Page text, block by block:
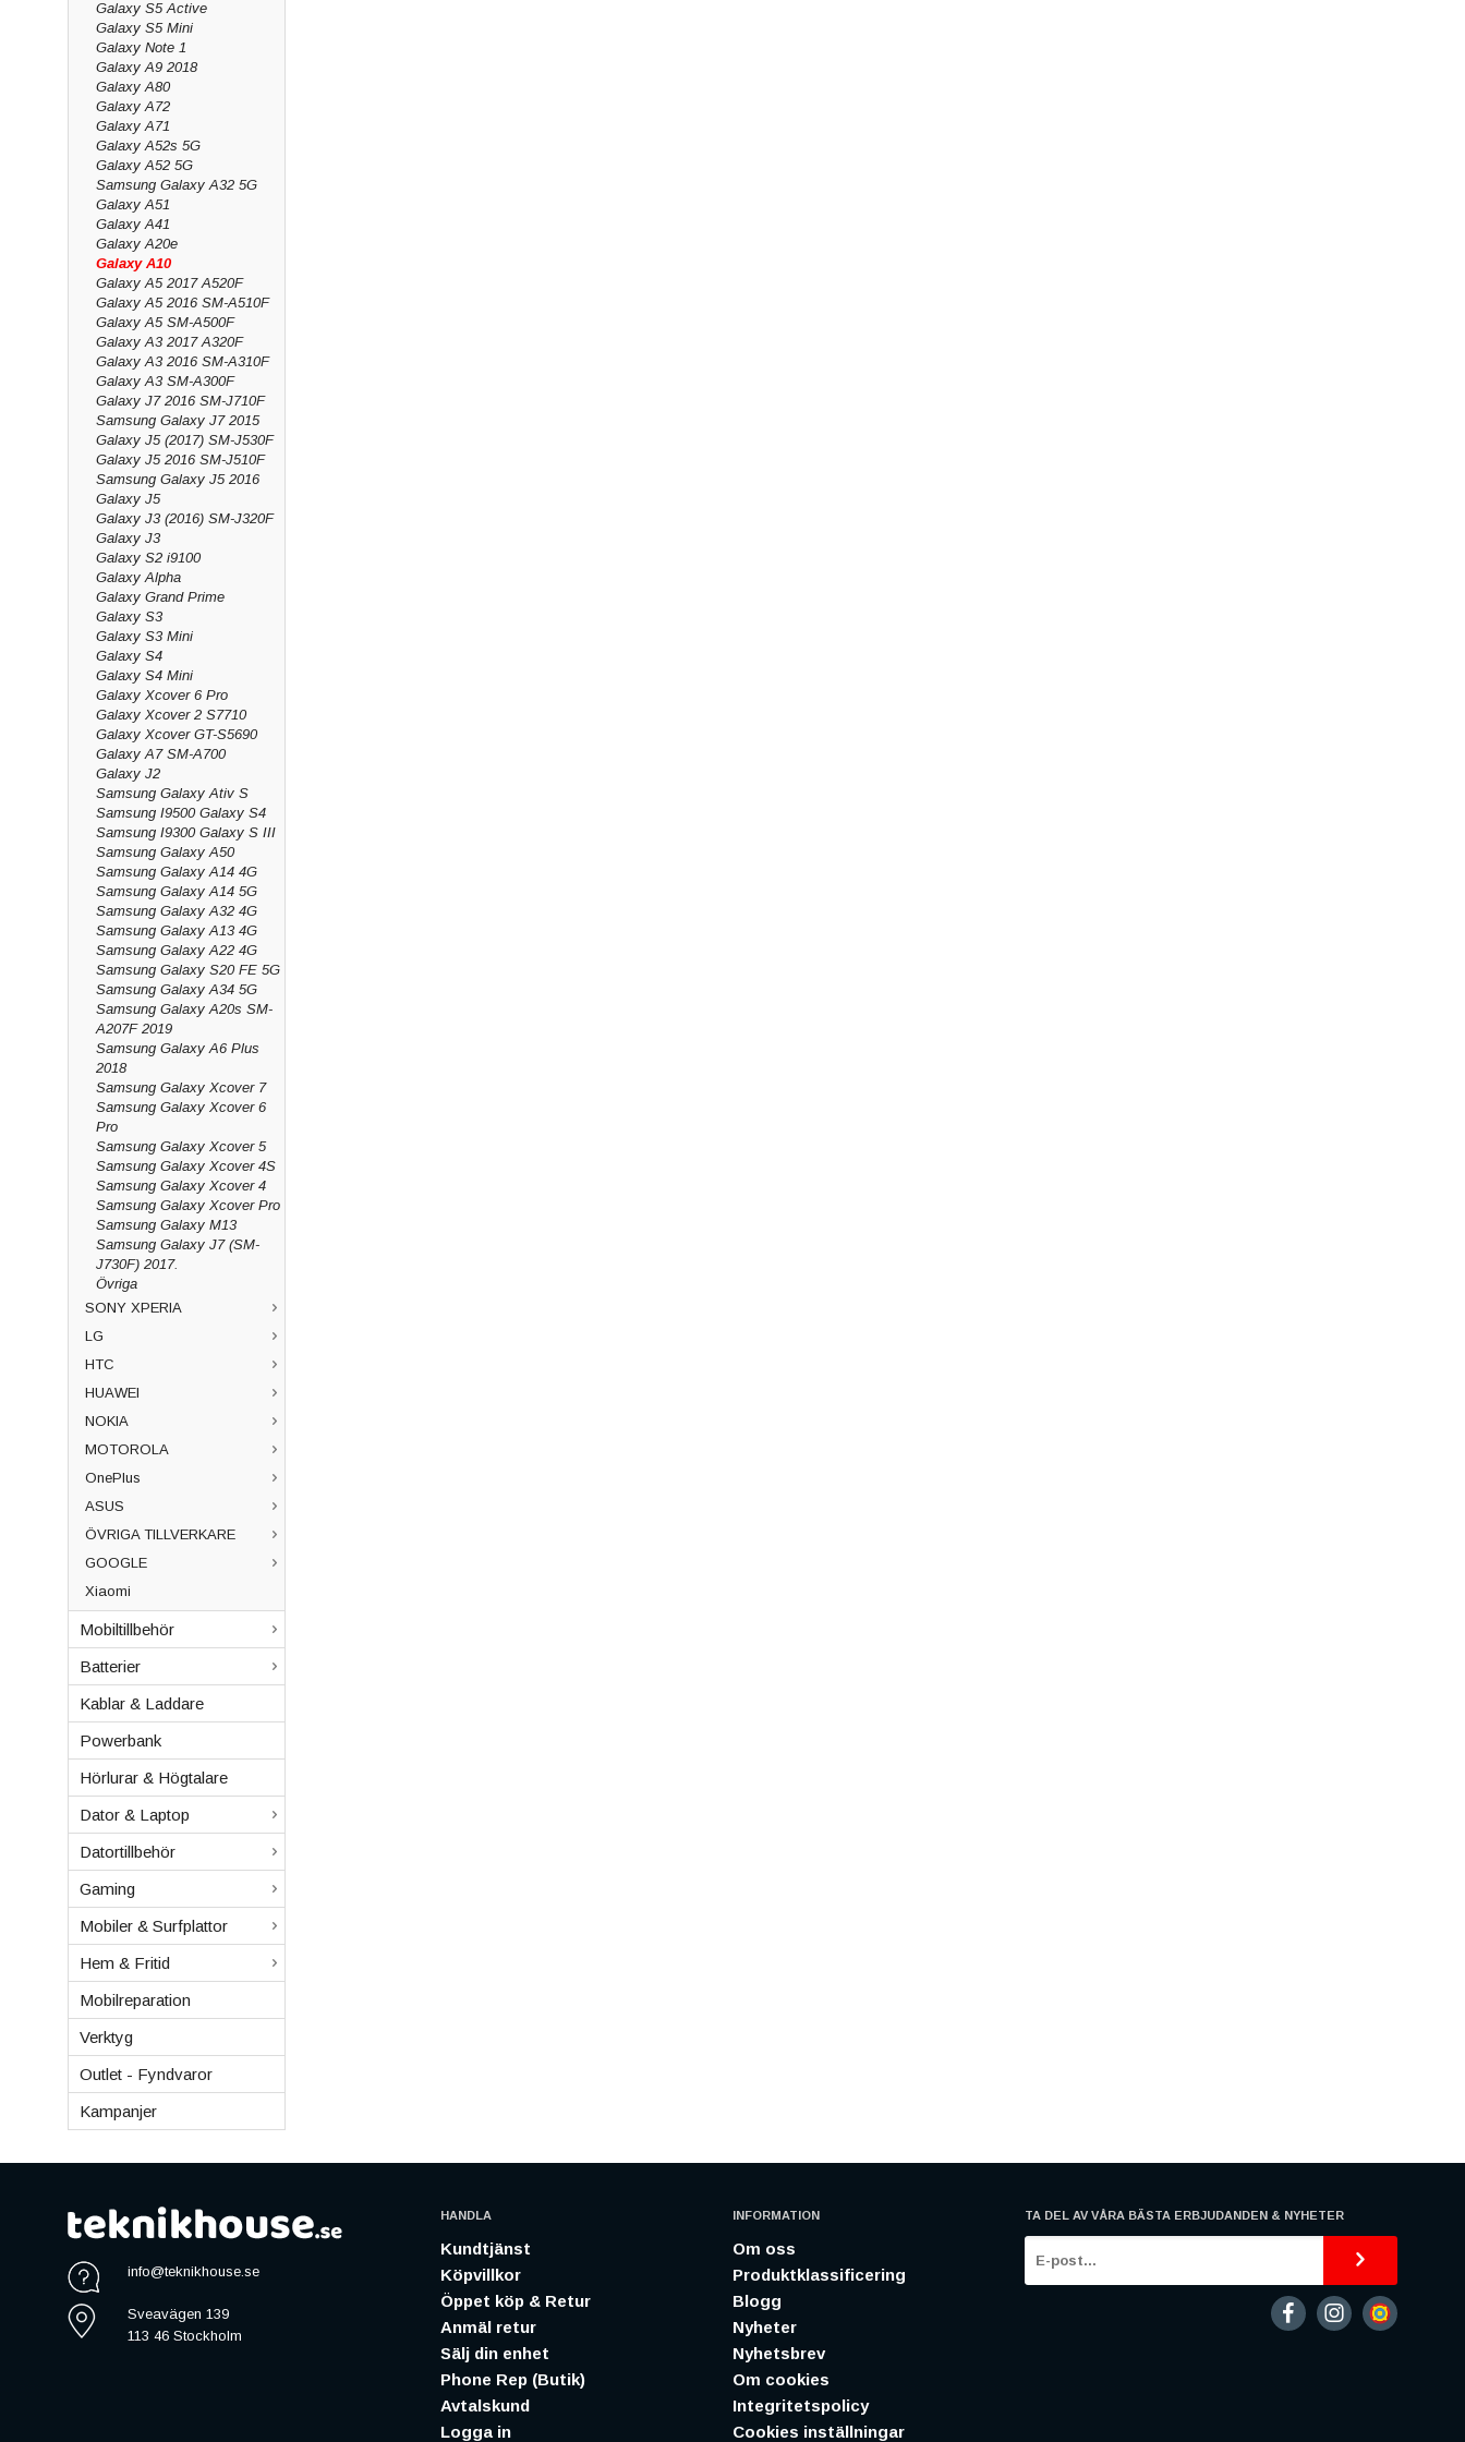
Galaxy S5 Active
Galaxy S5 Mini
Galaxy Note 1
Galaxy A9 2018
Galaxy A80
Galaxy A72
Galaxy A71
Galaxy A52s 5G
Galaxy A52 5G
Samsung Galaxy A32 5G
Galaxy A51
Galaxy A41
Galaxy A20e
Galaxy A10
Galaxy A5 2017 A520F
Galaxy A5 2016 SM-A510F
Galaxy A5 SM-A500F
Galaxy A3 2017 A320F
Galaxy A3 2016 SM-A310F
Galaxy A3 SM-A300F
Galaxy J7 2016 SM-J710F
Samsung Galaxy J7 2015
Galaxy J5 (2017) SM-J530F
Galaxy J5 2016 SM-J510F
Samsung Galaxy J5 2016
Galaxy J5
Galaxy J3 (2016) SM-J320F
Galaxy J3
Galaxy S2 i9100
Galaxy Alpha
Galaxy Grand Prime
Galaxy S3
Galaxy S3 Mini
Galaxy S4
Galaxy S4 Mini
Galaxy Xcover 6 Pro
Galaxy Xcover 2 S7710
Galaxy Xcover GT-S5690
Galaxy A7 SM-A700
Galaxy J2
Samsung Galaxy Ativ S
Samsung I9500 Galaxy S4
Samsung I9300 Galaxy S III
Samsung Galaxy A50
Samsung Galaxy A14 4G
Samsung Galaxy A14 5G
Samsung Galaxy A32 4G
Samsung Galaxy A13 4G
Samsung Galaxy A22 4G
Samsung Galaxy S20 FE 5G
Samsung Galaxy A34 5G
Samsung Galaxy A20s SM-
A207F 2019
Samsung Galaxy A6 Plus
2018
Samsung Galaxy Xcover 7
Samsung Galaxy Xcover 6
Pro
Samsung Galaxy Xcover 5
Samsung Galaxy Xcover 4S
Samsung Galaxy Xcover 4
Samsung Galaxy Xcover Pro
Samsung Galaxy M13
Samsung Galaxy J7 (SM-
J730F) 2017.
Övriga
SONY XPERIA
LG
HTC
HUAWEI
NOKIA
MOTOROLA
OnePlus
ASUS
ÖVRIGA TILLVERKARE
GOOGLE
Xiaomi
Mobiltillbehör
Batterier
Kablar & Laddare
Powerbank
Hörlurar & Högtalare
Dator & Laptop
Datortillbehör
Gaming
Mobiler & Surfplattor
Hem & Fritid
Mobilreparation
Verktyg
Outlet - Fyndvaror
Kampanjer
info@teknikhouse.se
Sveavägen 139
113 46 Stockholm
HANDLA
Kundtjänst
Köpvillkor
Öppet köp & Retur
Anmäl retur
Sälj din enhet
Phone Rep (Butik)
Avtalskund
Logga in
INFORMATION
Om oss
Produktklassificering
Blogg
Nyheter
Nyhetsbrev
Om cookies
Integritetspolicy
Cookies inställningar
TA DEL AV VÅRA BÄSTA ERBJUDANDEN & NYHETER